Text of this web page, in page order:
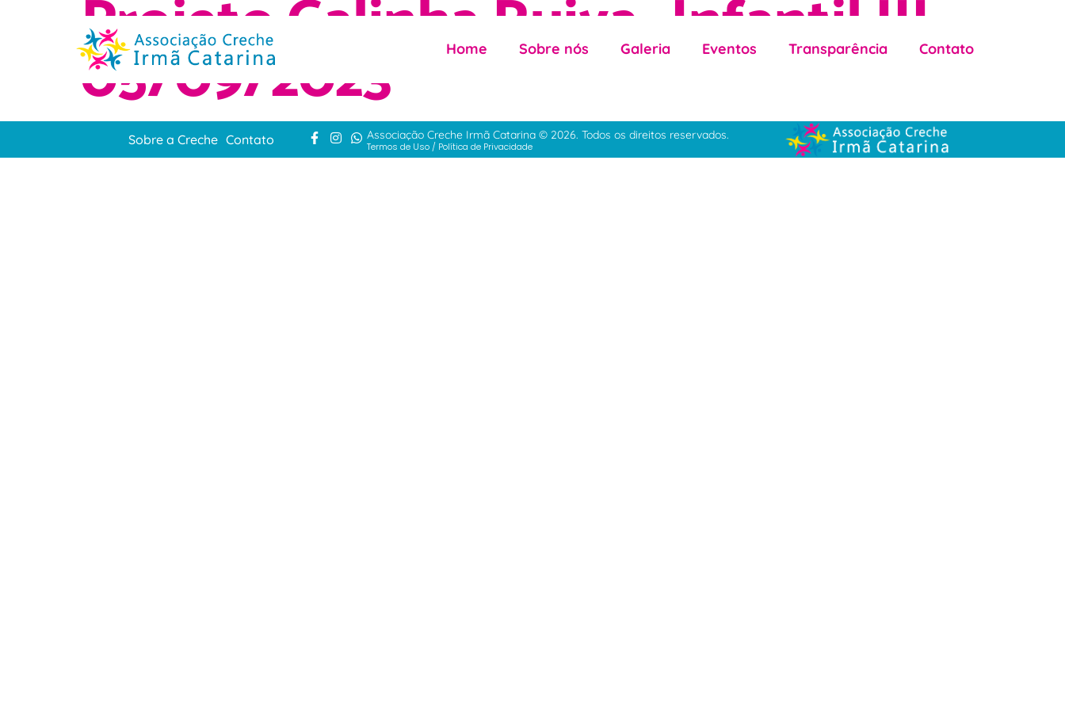
Home Sobre nós Galeria Eventos Transparência Contato
Projeto Galinha Ruiva- Infantil III
05/09/2023
Sobre a Creche Contato Associação Creche Irmã Catarina © 2026. Todos os direitos reservados.
Termos de Uso/ Política de Privacidade